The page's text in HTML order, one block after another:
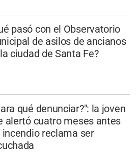
pasó con el Observatorio
de asilos de ancianos
ciudad de Santa Fe?
qué denunciar?": la joven
alertó cuatro meses antes
incendio reclama ser